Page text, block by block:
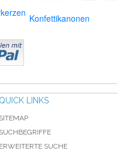
Konfettikanonen
QUICK LINKS
SITEMAP
SUCHBEGRIFFE
ERWEITERTE SUCHE